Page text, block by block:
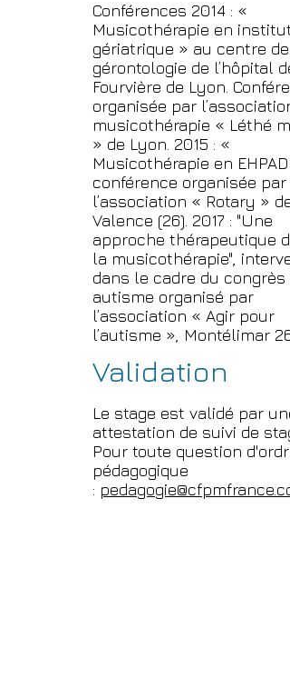
Conférences 2014 : «
Musicothérapie en
gériatrique » au centre de
gérontologie de l’hôpital de
Fourvière de Lyon.
organisée par l’association
musicothérapie « Léthé
» de Lyon. 2015 : «
Musicothérapie en EHPAD
conférence organisée par
l’association « Rotary » de
Valence (26). 2017 : "Une
approche thérapeutique
la musicothérapie",
dans le cadre du congrès
autisme organisé par
l’association « Agir pour
l’autisme », Montélimar
Validation
Le stage est validé par une
attestation de suivi de
Pour toute question d'ordre
pédagogique
: